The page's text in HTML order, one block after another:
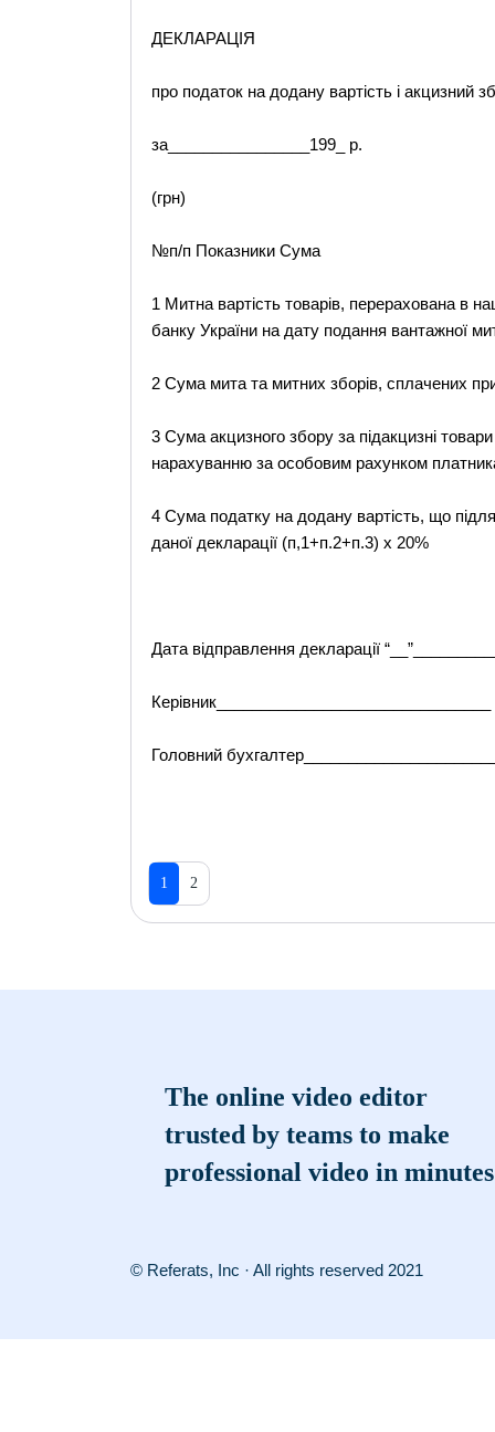
ДЕКЛАРАЦІЯ
про податок на додану вартість і акцизний
за________________199_ р.
(грн)
№п/п Показники Сума
1 Митна вартість товарів, перерахована в
банку України на дату подання вантажної
2 Сума мита та митних зборів, сплачених
3 Сума акцизного збору за підакцизні
нарахуванню за особовим рахунком
4 Сума податку на додану вартість, що
даної декларації (п,1+п.2+п.3) х 20%
Дата відправлення декларації
Керівник_______________________________
Головний
1 2
The online video editor
trusted by teams to make
professional video in minutes
© Referats, Inc · All rights reserved 2021